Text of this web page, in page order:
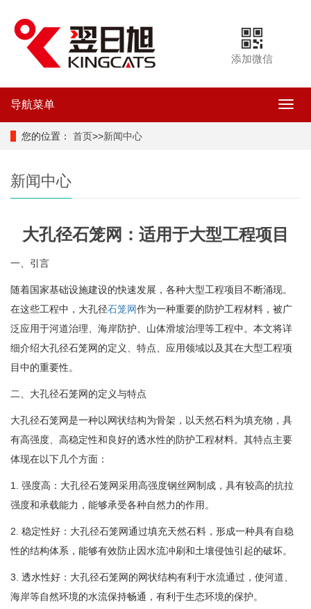
添加微信
导
航
导航菜单
您的位置： 首页>>新闻中心
新闻中心
大孔径石笼网：适用于大型工程项目
一、引言
随着国家基础设施建设的快速发展，各种大型工程项目不断涌现。
在这些工程中，大孔径石笼网作为一种重要的防护工程材料，被广
泛应用于河道治理、海岸防护、山体滑坡治理等工程中。本文将详
细介绍大孔径石笼网的定义、特点、应用领域以及其在大型工程项
目中的重要性。
二、大孔径石笼网的定义与特点
大孔径石笼网是一种以网状结构为骨架，以天然石料为填充物，具
有高强度、高稳定性和良好的透水性的防护工程材料。其特点主要
体现在以下几个方面：
1. 强度高：大孔径石笼网采用高强度钢丝网制成，具有较高的抗拉
强度和承载能力，能够承受各种自然力的作用。
2. 稳定性好：大孔径石笼网通过填充天然石料，形成一种具有自稳
性的结构体系，能够有效防止因水流冲刷和土壤侵蚀引起的破坏。
3. 透水性好：大孔径石笼网的网状结构有利于水流通过，使河道、
海岸等自然环境的水流保持畅通，有利于生态环境的保护。